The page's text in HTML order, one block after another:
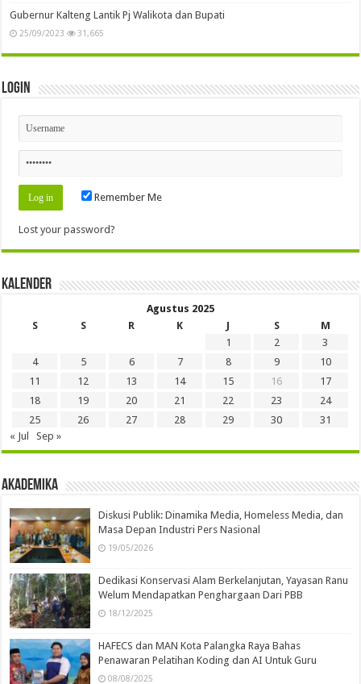
Gubernur Kalteng Lantik Pj Walikota dan Bupati
25/09/2023 31,665
Login
Remember Me
Lost your password?
Kalender
Agustus 2025
S
S R K J S
M
1
2
3
4
5 6 7 8 9
10
11
12 13 14 15 16
17
18
19 20 21 22 23
24
25
26 27 28 29 30
31
« Jul
Sep »
Akademika
Diskusi Publik: Dinamika Media, Homeless Media, dan
Masa Depan Industri Pers Nasional
19/05/2026
Dedikasi Konservasi Alam Berkelanjutan, Yayasan Ranu
Welum Mendapatkan Penghargaan Dari PBB
18/12/2025
HAFECS dan MAN Kota Palangka Raya Bahas
Penawaran Pelatihan Koding dan AI Untuk Guru
08/08/2025